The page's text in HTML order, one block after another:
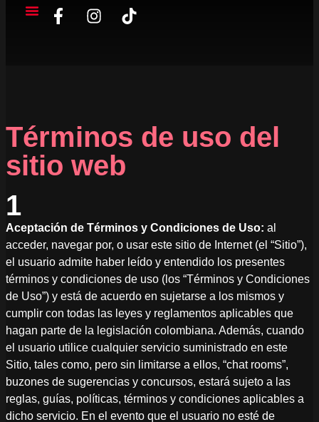
Términos de uso del
sitio web
1
Aceptación de Términos y Condiciones de Uso: al
acceder, navegar por, o usar este sitio de Internet (el “Sitio”),
el usuario admite haber leído y entendido los presentes
términos y condiciones de uso (los “Términos y Condiciones
de Uso”) y está de acuerdo en sujetarse a los mismos y
cumplir con todas las leyes y reglamentos aplicables que
hagan parte de la legislación colombiana. Además, cuando
el usuario utilice cualquier servicio suministrado en este
Sitio, tales como, pero sin limitarse a ellos, “chat rooms”,
buzones de sugerencias y concursos, estará sujeto a las
reglas, guías, políticas, términos y condiciones aplicables a
dicho servicio. En el evento que el usuario no esté de